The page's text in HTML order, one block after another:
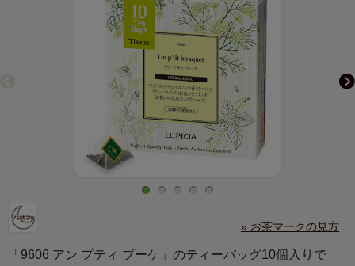
» お茶マークの見方
「9606 アン プティ ブーケ」のティーバッグ10個入りで